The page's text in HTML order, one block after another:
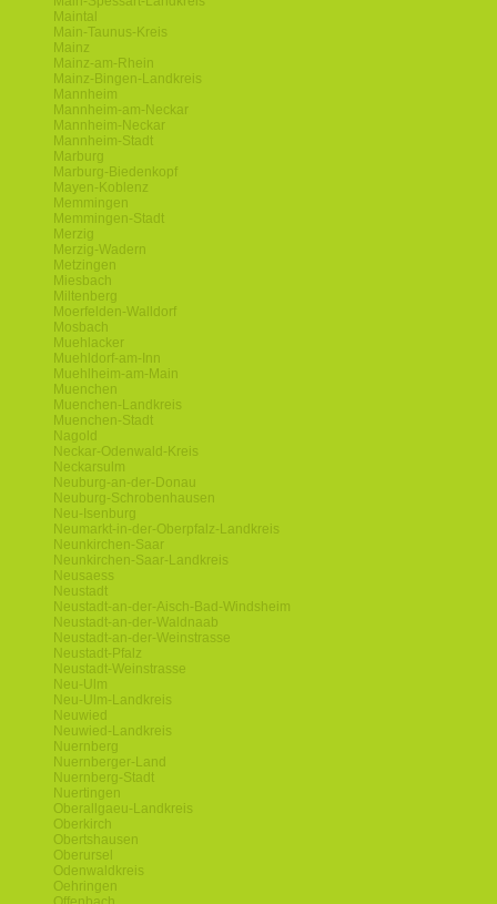
Maintal
Main-Taunus-Kreis
Mainz
Mainz-am-Rhein
Mainz-Bingen-Landkreis
Mannheim
Mannheim-am-Neckar
Mannheim-Neckar
Mannheim-Stadt
Marburg
Marburg-Biedenkopf
Mayen-Koblenz
Memmingen
Memmingen-Stadt
Merzig
Merzig-Wadern
Metzingen
Miesbach
Miltenberg
Moerfelden-Walldorf
Mosbach
Muehlacker
Muehldorf-am-Inn
Muehlheim-am-Main
Muenchen
Muenchen-Landkreis
Muenchen-Stadt
Nagold
Neckar-Odenwald-Kreis
Neckarsulm
Neuburg-an-der-Donau
Neuburg-Schrobenhausen
Neu-Isenburg
Neumarkt-in-der-Oberpfalz-Landkreis
Neunkirchen-Saar
Neunkirchen-Saar-Landkreis
Neusaess
Neustadt
Neustadt-an-der-Aisch-Bad-Windsheim
Neustadt-an-der-Waldnaab
Neustadt-an-der-Weinstrasse
Neustadt-Pfalz
Neustadt-Weinstrasse
Neu-Ulm
Neu-Ulm-Landkreis
Neuwied
Neuwied-Landkreis
Nuernberg
Nuernberger-Land
Nuernberg-Stadt
Nuertingen
Oberallgaeu-Landkreis
Oberkirch
Obertshausen
Oberursel
Odenwaldkreis
Oehringen